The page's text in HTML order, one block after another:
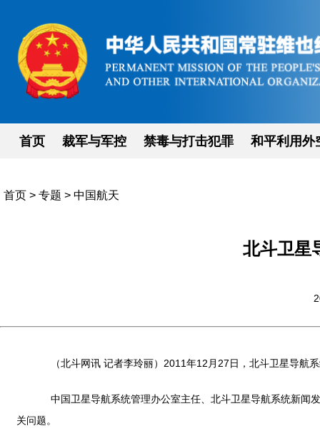
首页 裁军与军控 禁毒与打击犯罪 和平利用外
首页 > 专题 > 中国航天
北斗卫星
（北斗网讯 记者李玲丽）2011年12月27日，北斗卫星导航系
中国卫星导航系统管理办公室主任、北斗卫星导航系统新闻
关问题。